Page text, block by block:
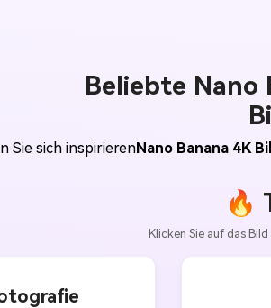
Beliebte Nano
Sie sich inspirierenNano Banana 4K
🔥
Klicken Sie auf das